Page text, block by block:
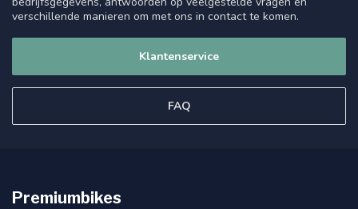
verschillende manieren om met ons in contact te komen.
Klantenservice
FAQ
Premiumbikes